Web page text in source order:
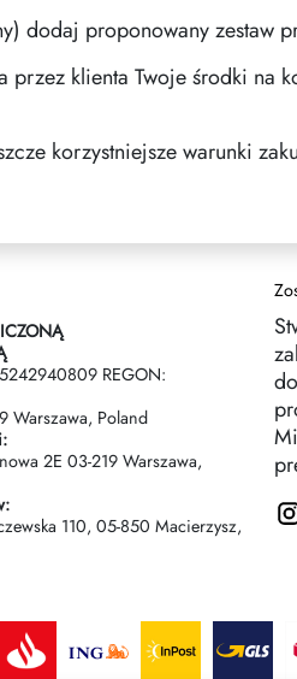
dodaj proponowany zestaw
przez klienta Twoje środki na
korzystniejsze warunki
REGON:
Warszawa, Poland
2Е 03-219 Warszawa,
110, 05-850 Macierzysz,